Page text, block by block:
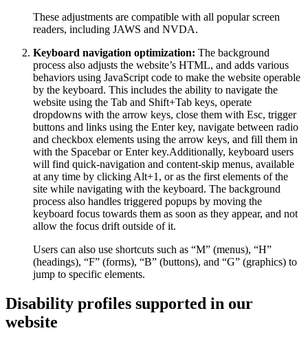
These adjustments are compatible with all popular screen
readers, including JAWS and NVDA.
Keyboard navigation optimization: The background
process also adjusts the website’s HTML, and adds various
behaviors using JavaScript code to make the website operable
by the keyboard. This includes the ability to navigate the
website using the Tab and Shift+Tab keys, operate
dropdowns with the arrow keys, close them with Esc, trigger
buttons and links using the Enter key, navigate between radio
and checkbox elements using the arrow keys, and fill them in
with the Spacebar or Enter key.Additionally, keyboard users
will find quick-navigation and content-skip menus, available
at any time by clicking Alt+1, or as the first elements of the
site while navigating with the keyboard. The background
process also handles triggered popups by moving the
keyboard focus towards them as soon as they appear, and not
allow the focus drift outside of it.
Users can also use shortcuts such as “M” (menus), “H”
(headings), “F” (forms), “B” (buttons), and “G” (graphics) to
jump to specific elements.
Disability profiles supported in our
website